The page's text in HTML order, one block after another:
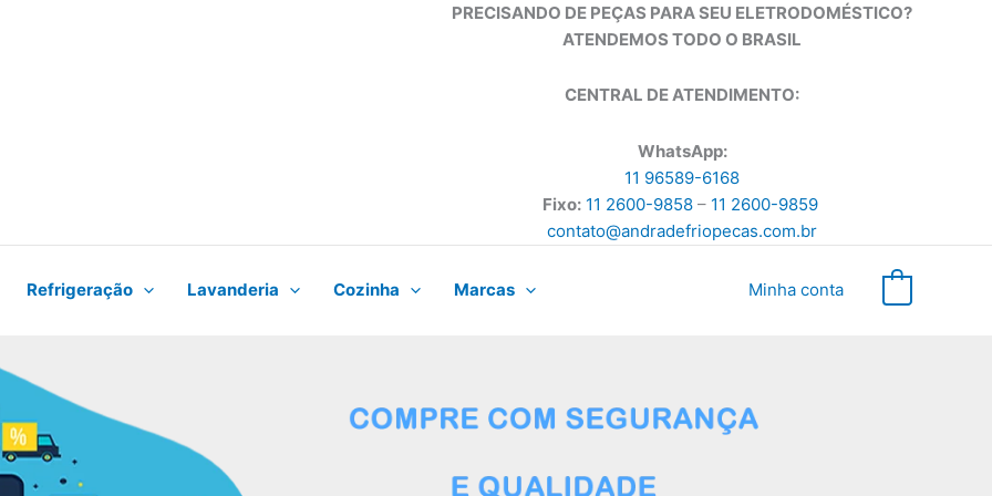
PRECISANDO DE PEÇAS PARA SEU ELETRODOMÉSTICO?
ATENDEMOS TODO O BRASIL
CENTRAL DE ATENDIMENTO:
WhatsApp:
11 96589-6168
Fixo: 11 2600-9858– 11 2600-9859
contato@andradefriopecas.com.br
Refrigeração Lavanderia Cozinha Marcas Minha conta